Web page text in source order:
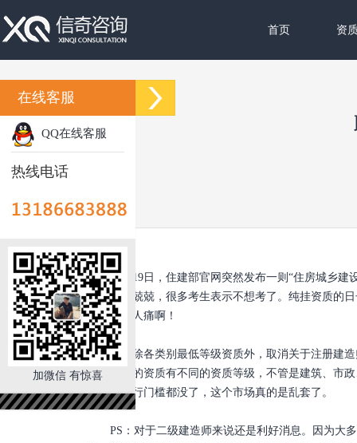
首页 资
10月19日，住建部官网突然发布一则“住房城乡建设
文，战战兢兢，很多考生表示不想考了。纯挂资质的
弹的，打人痛啊！
一、除各类别最低等级资质外，取消关于注册建造
知，不同的资质有不同的资质等级，不管是建筑、市
如果连入行门槛都没了，这个市场真的是乱套了。
PS：对于二级建造师来说还是利好消息。因为大多
在线客服
QQ在线客服
热线电话
加微信 有惊喜